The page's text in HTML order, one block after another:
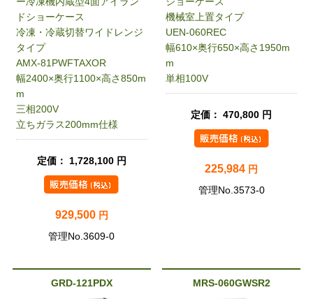
ドショーケース
冷凍・冷蔵切替ワイドレンジ
タイプ
AMX-81PWFTAXOR
幅2400×奥行1100×高さ850m
m
三相200V
立ちガラス200mm仕様
定価： 1,728,100 円
929,500 円
管理No.3609-0
機械室上置タイプ
UEN-060REC
幅610×奥行650×高さ1950m
m
単相100V
定価： 470,800 円
225,984 円
管理No.3573-0
GRD-121PDX MRS-060GWSR2